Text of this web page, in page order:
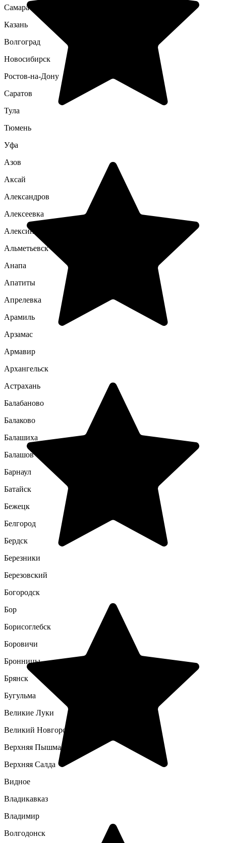
Самара
Казань
Волгоград
Новосибирск
Ростов-на-Дону
Саратов
Тула
Тюмень
Уфа
Азов
Аксай
Александров
Алексеевка
Алексин
Альметьевск
Анапа
Апатиты
Апрелевка
Арамиль
Арзамас
Армавир
Архангельск
Астрахань
Балабаново
Балаково
Балашиха
Балашов
Барнаул
Батайск
Бежецк
Белгород
Бердск
Березники
Березовский
Богородск
Бор
Борисоглебск
Боровичи
Бронницы
Брянск
Бугульма
Великие Луки
Великий Новгород
Верхняя Пышма
Верхняя Салда
Видное
Владикавказ
Владимир
Волгодонск